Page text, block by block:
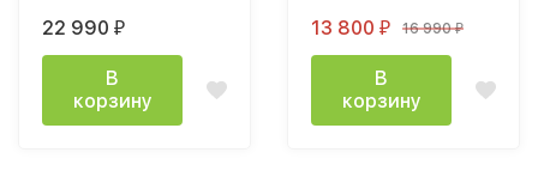
22 990 ₽
В
корзину
13 800 ₽ 16 990₽
В
корзину